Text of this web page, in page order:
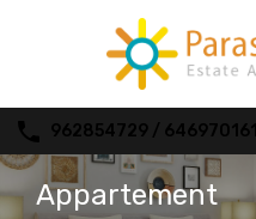
962854729 / 646970161
Appartement